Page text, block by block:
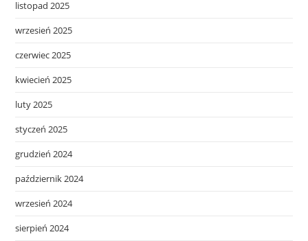
listopad 2025
wrzesień 2025
czerwiec 2025
kwiecień 2025
luty 2025
styczeń 2025
grudzień 2024
październik 2024
wrzesień 2024
sierpień 2024